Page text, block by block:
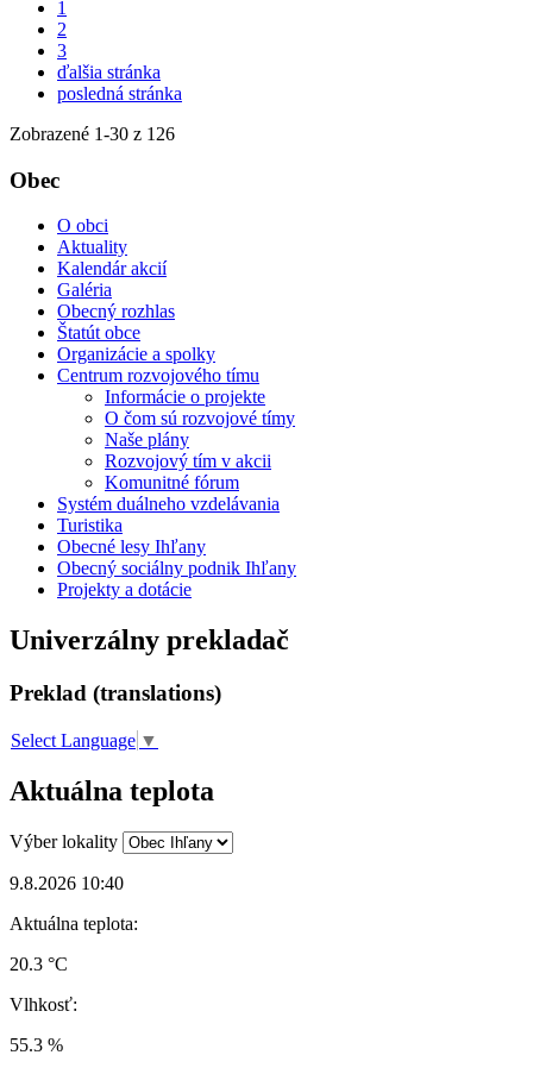
1
2
3
ďalšia stránka
posledná stránka
Zobrazené 1-30 z 126
Obec
O obci
Aktuality
Kalendár akcií
Galéria
Obecný rozhlas
Štatút obce
Organizácie a spolky
Centrum rozvojového tímu
Informácie o projekte
O čom sú rozvojové tímy
Naše plány
Rozvojový tím v akcii
Komunitné fórum
Systém duálneho vzdelávania
Turistika
Obecné lesy Ihľany
Obecný sociálny podnik Ihľany
Projekty a dotácie
Univerzálny prekladač
Preklad (translations)
Select Language ▼
Aktuálna teplota
Výber lokality
9.8.2026 10:40
Aktuálna teplota:
20.3 °C
Vlhkosť:
55.3 %